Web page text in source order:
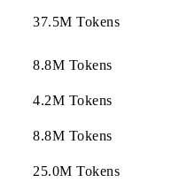
37.5M Tokens
8.8M Tokens
4.2M Tokens
8.8M Tokens
25.0M Tokens